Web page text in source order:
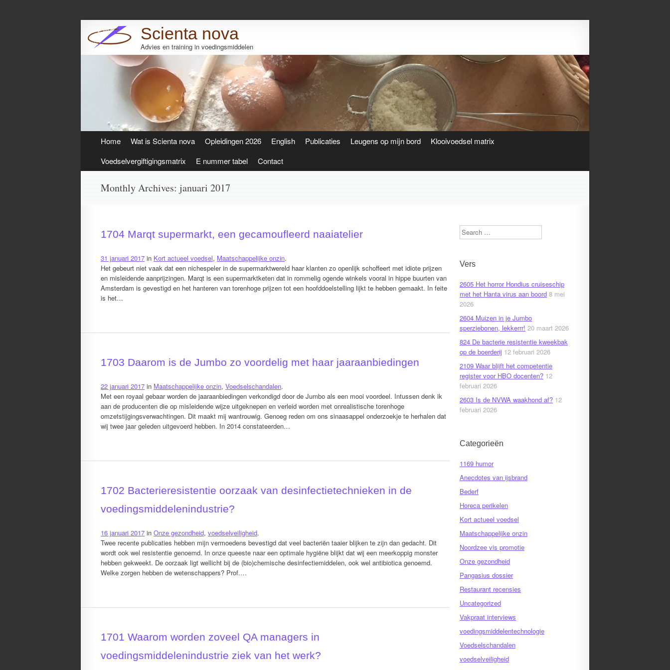
Scienta nova
Advies en training in voedingsmiddelen
Search
content
Home Wat is Scienta nova Opleidingen 2026 English Publicaties Leugens op mijn bord
Klooivoedsel matrix
Voedselvergiftigingsmatrix
E nummer tabel Contact
Monthly Archives: januari 2017
1704 Marqt supermarkt, een gecamoufleerd naaiatelier
31 januari 2017 in Kort actueel voedsel, Maatschappelijke onzin.
Het gebeurt niet vaak dat een nichespeler in de supermarktwereld haar klanten zo openlijk schoffeert met idiote prijzen
en misleidende aanprijzingen. Marqt is een supermarktketen dat in rommelig ogende winkels vooral in hippe buurten van
Amsterdam is gevestigd en het hanteren van torenhoge prijzen tot een hoofddoelstelling lijkt te hebben gemaakt. In feite
is het…
1703 Daarom is de Jumbo zo voordelig met haar jaaraanbiedingen
22 januari 2017 in Maatschappelijke onzin, Voedselschandalen.
Met een royaal gebaar worden de jaaraanbiedingen verkondigd door de Jumbo als een mooi voordeel. Intussen denk ik
aan de producenten die op misleidende wijze uitgeknepen en verleid worden met onrealistische torenhoge
omzetstijgingsverwachtingen. Dit maakt mij wantrouwig. Genoeg reden om ons sinaasappel onderzoekje te herhalen dat
wij twee jaar geleden uitgevoerd hebben. In 2014 constateerden…
1702 Bacterieresistentie oorzaak van desinfectietechnieken in de
voedingsmiddelenindustrie?
16 januari 2017 in Onze gezondheid, voedselveiligheid.
Twee recente publicaties hebben mijn vermoedens bevestigd dat veel bacteriën taaier blijken te zijn dan gedacht. Dit
wordt ook wel resistentie genoemd. In onze queeste naar een optimale hygiëne blijkt dat wij een meerkoppig monster
hebben gekweekt. De oorzaak ligt wellicht bij de (bio)chemische desinfectiemiddelen, ook wel antibiotica genoemd.
Welke zorgen hebben de wetenschappers? Prof.…
1701 Waarom worden zoveel QA managers in
voedingsmiddelenindustrie ziek van het werk?
Search
Vers
2605 Het horror Hondius cruiseschip
met het Hanta virus aan boord 8 mei
2026
2604 Muizen in je Jumbo
sperziebonen, lekkerrr! 20 maart 2026
824 De bacterie resistentie kweekbak
op de boerderij 12 februari 2026
2109 Waar blijft het competentie
register voor HBO docenten? 12
februari 2026
2603 Is de NVWA waakhond af? 12
februari 2026
Categorieën
1169 humor
Anecdotes van ijsbrand
Bederf
Horeca perikelen
Kort actueel voedsel
Maatschappelijke onzin
Noordzee vis promotie
Onze gezondheid
Pangasius dossier
Restaurant recensies
Uncategorized
Vakpraat interviews
voedingsmiddelentechnologie
Voedselschandalen
voedselveiligheid